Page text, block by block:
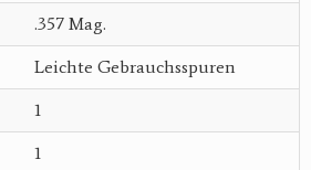
.357 Mag.
Leichte Gebrauchsspuren
1
1